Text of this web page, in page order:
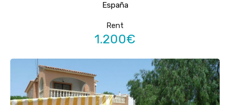
España
Rent
1.200€